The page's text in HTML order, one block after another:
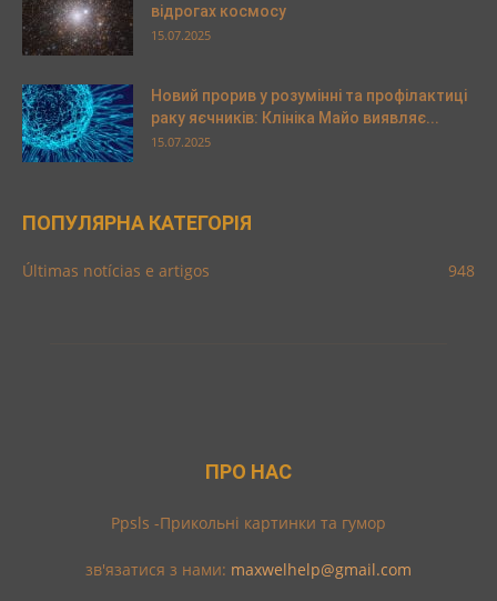
відрогах космосу
15.07.2025
Новий прорив у розумінні та профілактиці
раку яєчників: Клініка Майо виявляє...
15.07.2025
ПОПУЛЯРНА КАТЕГОРІЯ
Últimas notícias e artigos 948
ПРО НАС
Ppsls -Прикольні картинки та гумор
зв'язатися з нами: maxwelhelp@gmail.com